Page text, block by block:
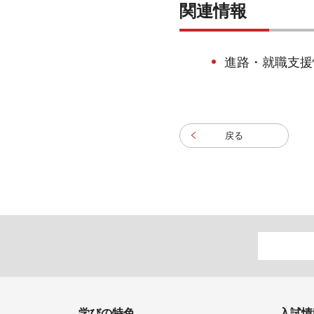
関連情報
進路・就職支
戻る